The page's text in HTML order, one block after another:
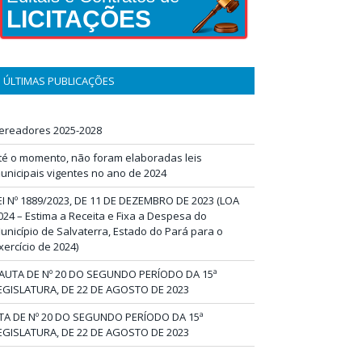
LICITAÇÕES
ÚLTIMAS PUBLICAÇÕES
2025-2028
o momento, não foram elaboradas leis
vigentes no ano de 2024
Nº 1889/2023, DE 11 DE DEZEMBRO DE 2023 (LOA
– Estima a Receita e Fixa a Despesa do
de Salvaterra, Estado do Pará para o
de 2024)
DE Nº 20 DO SEGUNDO PERÍODO DA 15ª
DE 22 DE AGOSTO DE 2023
DE Nº 20 DO SEGUNDO PERÍODO DA 15ª
DE 22 DE AGOSTO DE 2023